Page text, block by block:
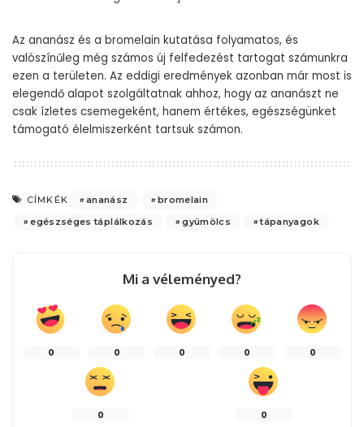
Az ananász és a bromelain kutatása folyamatos, és
valószínűleg még számos új felfedezést tartogat számunkra
ezen a területen. Az eddigi eredmények azonban már most is
elegendő alapot szolgáltatnak ahhoz, hogy az ananászt ne
csak ízletes csemegeként, hanem értékes, egészségünket
támogató élelmiszerként tartsuk számon.
CÍMKÉK ananász
bromelain
egészséges táplálkozás
gyümölcs tápanyagok
Mi a véleményed?
0 0 0 0 0
0 0